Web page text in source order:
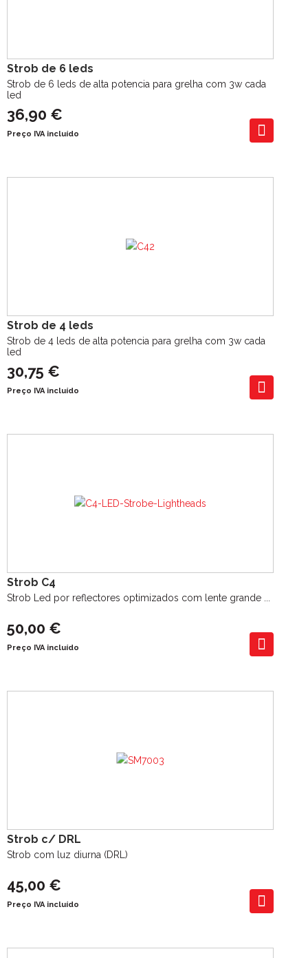
Strob de 6 leds
Strob de 6 leds de alta potencia para grelha com 3w cada
led
36,90 €
Preço IVA incluído
Strob de 4 leds
Strob de 4 leds de alta potencia para grelha com 3w cada
led
30,75 €
Preço IVA incluído
Strob C4
Strob Led por reflectores optimizados com lente grande ...
50,00 €
Preço IVA incluído
Strob c/ DRL
Strob com luz diurna (DRL)
45,00 €
Preço IVA incluído